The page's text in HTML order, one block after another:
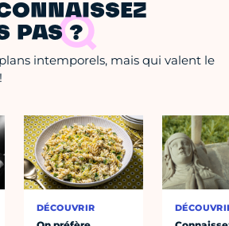
PAS ?
intemporels, mais qui valent le
DÉCOUVRIR